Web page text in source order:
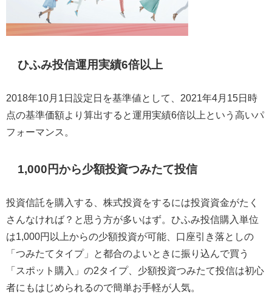
ひふみ投信運用実績6倍以上
2018年10月1日設定日を基準値として、2021年4月15日時
点の基準価額より算出すると運用実績6倍以上という高いパ
フォーマンス。
1,000円から少額投資つみたて投信
投資信託を購入する、株式投資をするには投資資金がたく
さんなければ？と思う方が多いはず。ひふみ投信購入単位
は1,000円以上からの少額投資が可能、口座引き落としの
「つみたてタイプ」と都合のよいときに振り込んで買う
「スポット購入」の2タイプ、少額投資つみたて投信は初心
者にもはじめられるので簡単お手軽が人気。